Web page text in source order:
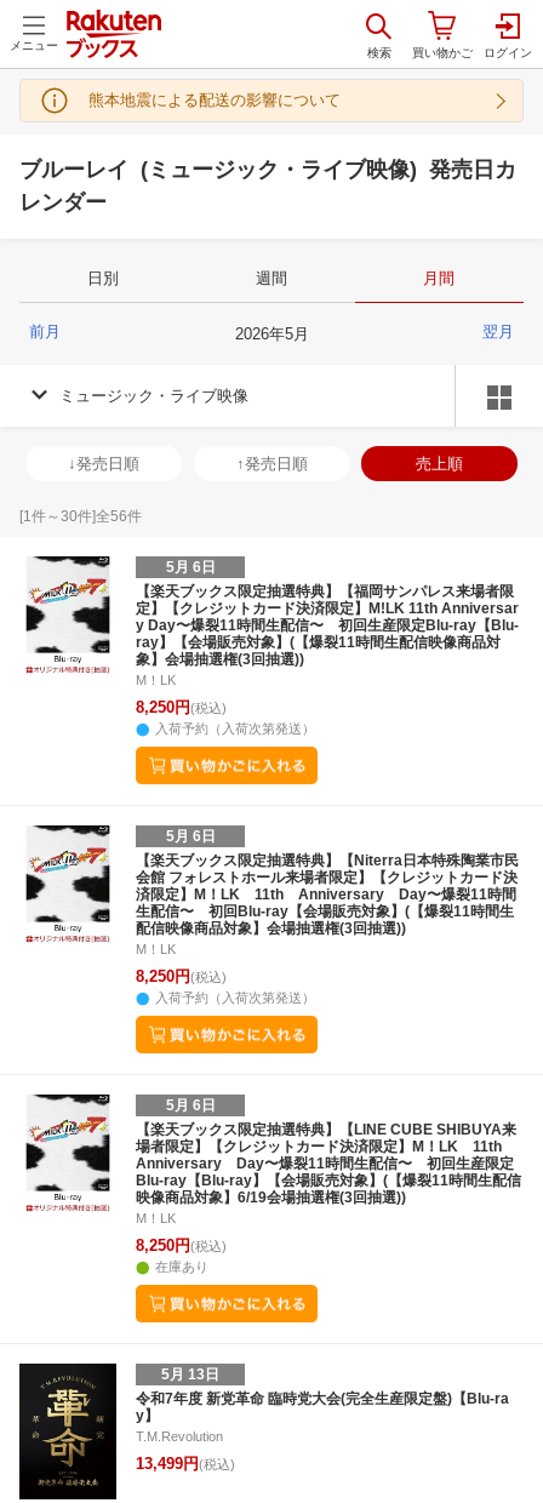
メニュー
熊本地震による配送の影響について
ブルーレイ (ミュージック・ライブ映像) 発売日カ
レンダー
日別 週間 月間
2026年5月
前月 翌月
ミュージック・ライブ映像
↓発売日順 ↑発売日順 売上順
[1件～30件]全56件
5月 6日
【楽天ブックス限定抽選特典】【福岡サンパレス来場者限
定】【クレジットカード決済限定】M!LK 11th Anniversar
y Day〜爆裂11時間生配信〜 初回生産限定Blu-ray【Blu-
ray】【会場販売対象】(【爆裂11時間生配信映像商品対
象】会場抽選権(3回抽選))
M！LK
8,250円(税込)
入荷予約（入荷次第発送）
5月 6日
【楽天ブックス限定抽選特典】【Niterra日本特殊陶業市民
会館 フォレストホール来場者限定】【クレジットカード決
済限定】M！LK 11th Anniversary Day〜爆裂11時間
生配信〜 初回Blu-ray【会場販売対象】(【爆裂11時間生
配信映像商品対象】会場抽選権(3回抽選))
M！LK
8,250円(税込)
入荷予約（入荷次第発送）
5月 6日
【楽天ブックス限定抽選特典】【LINE CUBE SHIBUYA来
場者限定】【クレジットカード決済限定】M！LK 11th
Anniversary Day〜爆裂11時間生配信〜 初回生産限定
Blu-ray【Blu-ray】【会場販売対象】(【爆裂11時間生配信
映像商品対象】6/19会場抽選権(3回抽選))
M！LK
8,250円(税込)
在庫あり
5月 13日
令和7年度 新党革命 臨時党大会(完全生産限定盤)【Blu-ra
y】
T.M.Revolution
13,499円(税込)